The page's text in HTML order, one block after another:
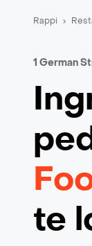
Rappi
1 German
te